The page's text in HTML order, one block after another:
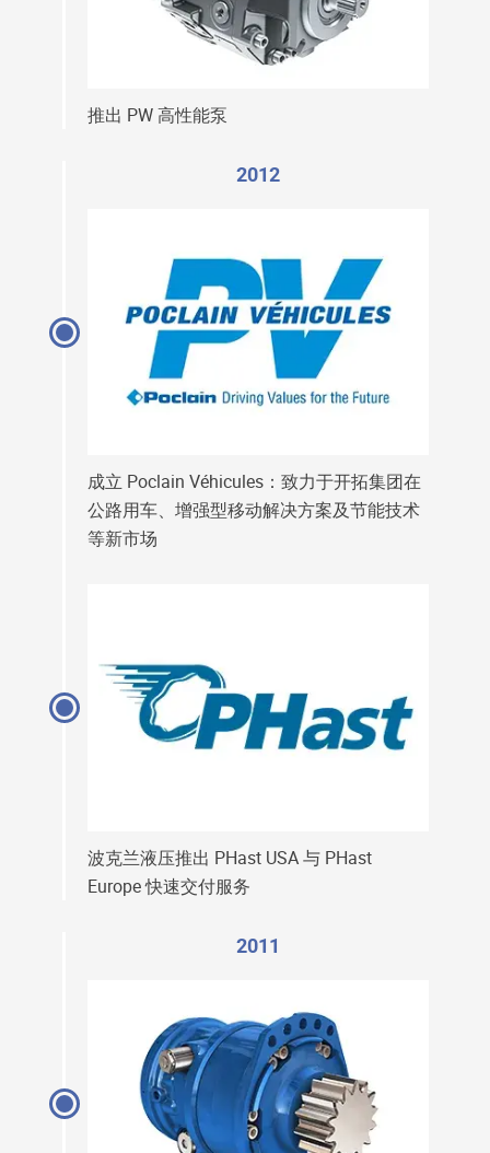
推出 PW 高性能泵
2012
成立 Poclain Véhicules：致力于开拓集团在
公路用车、增强型移动解决方案及节能技术
等新市场
波克兰液压推出 PHast USA 与 PHast
Europe 快速交付服务
2011